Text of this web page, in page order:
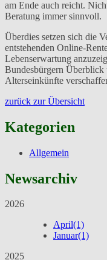
am Ende auch reicht.
Beratung immer sinnvoll.
Überdies setzen sich die
entstehenden Online-
Lebenserwartung
Bundesbürgern Überblick
Alterseinkünfte
zurück zur Übersicht
Kategorien
Allgemein
Newsarchiv
2026
April(1)
Januar(1)
2025